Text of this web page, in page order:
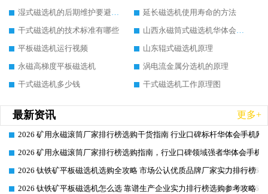
湿式磁选机的后期维护要避开哪些坑
延长磁选机使用寿命的方法
干式磁选机的技术标准有哪些
山西永磁筒式磁选机华体会手机网页版-华体会(中国)
平板磁选机运行视频
山东辊式磁选机原理
永磁高梯度平板磁选机
涡电流金属分选机的原理
干式磁选机多少钱
干式磁选机工作原理图
最新资讯 更多+
2026-06-26
2026 矿用永磁滚筒厂家排行榜选购干货指南 行业口碑标杆华体会手机网
2026-06-26
2026 矿用永磁滚筒厂家排行榜选购指南，行业口碑领域强者华体会手机
2026-06-26
2026 钛铁矿平板磁选机选购全攻略 市场公认优质品牌厂家实力排行榜
2026-06-26
2026 钛铁矿平板磁选机怎么选 靠谱生产企业实力排行榜选购参考攻略